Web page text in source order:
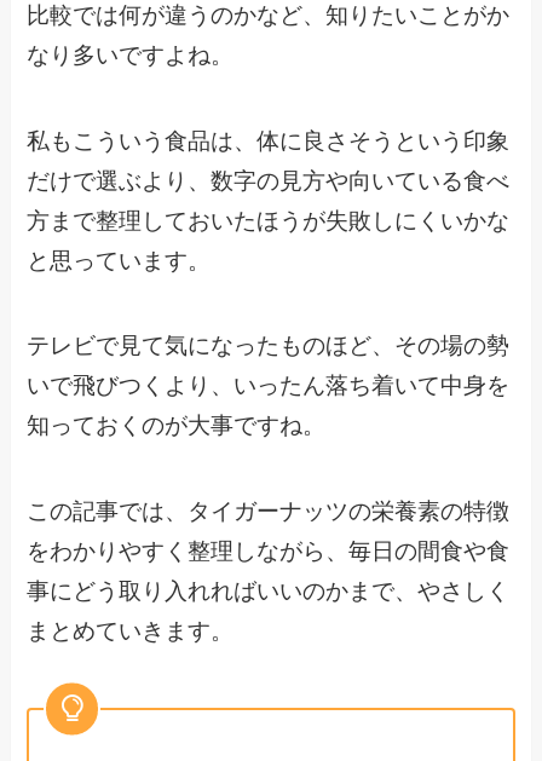
比較では何が違うのかなど、知りたいことがか
なり多いですよね。
私もこういう食品は、体に良さそうという印象
だけで選ぶより、数字の見方や向いている食べ
方まで整理しておいたほうが失敗しにくいかな
と思っています。
テレビで見て気になったものほど、その場の勢
いで飛びつくより、いったん落ち着いて中身を
知っておくのが大事ですね。
この記事では、タイガーナッツの栄養素の特徴
をわかりやすく整理しながら、毎日の間食や食
事にどう取り入れればいいのかまで、やさしく
まとめていきます。